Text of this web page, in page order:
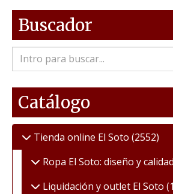
Buscador
Catálogo
Tienda online El Soto (2552)
Ropa El Soto: diseño y calidad
Liquidación y outlet El Soto